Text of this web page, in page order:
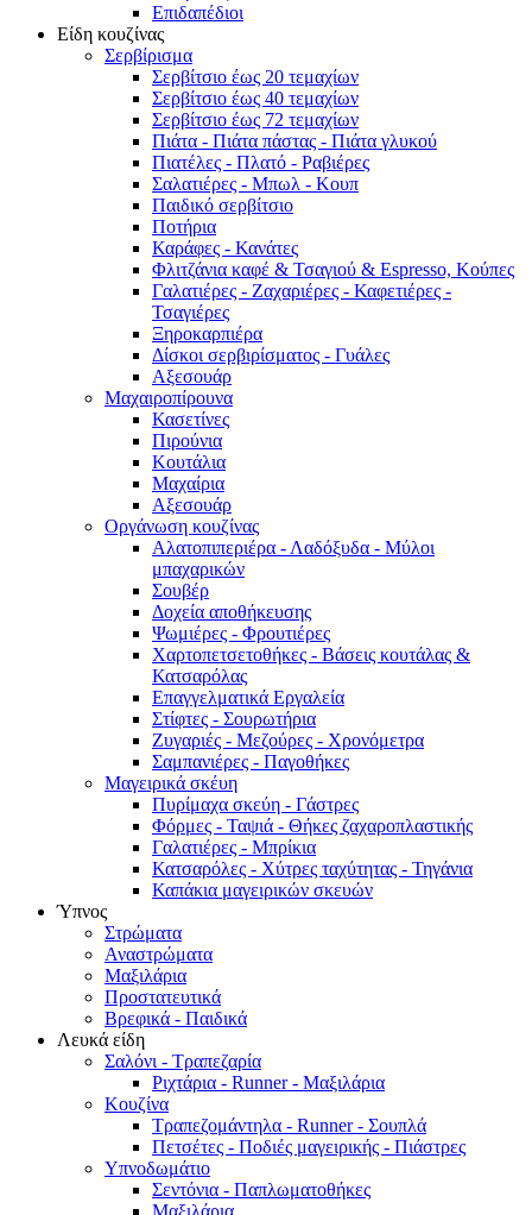
Επιδαπέδιοι
Είδη κουζίνας
Σερβίρισμα
Σερβίτσιο έως 20 τεμαχίων
Σερβίτσιο έως 40 τεμαχίων
Σερβίτσιο έως 72 τεμαχίων
Πιάτα - Πιάτα πάστας - Πιάτα γλυκού
Πιατέλες - Πλατό - Ραβιέρες
Σαλατιέρες - Μπωλ - Κουπ
Παιδικό σερβίτσιο
Ποτήρια
Καράφες - Κανάτες
Φλιτζάνια καφέ & Τσαγιού & Espresso, Κούπες
Γαλατιέρες - Ζαχαριέρες - Καφετιέρες -
Τσαγιέρες
Ξηροκαρπιέρα
Δίσκοι σερβιρίσματος - Γυάλες
Αξεσουάρ
Μαχαιροπίρουνα
Κασετίνες
Πιρούνια
Κουτάλια
Μαχαίρια
Αξεσουάρ
Οργάνωση κουζίνας
Αλατοπιπεριέρα - Λαδόξυδα - Μύλοι
μπαχαρικών
Σουβέρ
Δοχεία αποθήκευσης
Ψωμιέρες - Φρουτιέρες
Χαρτοπετσετοθήκες - Βάσεις κουτάλας &
Κατσαρόλας
Επαγγελματικά Εργαλεία
Στίφτες - Σουρωτήρια
Ζυγαριές - Μεζούρες - Χρονόμετρα
Σαμπανιέρες - Παγοθήκες
Μαγειρικά σκέυη
Πυρίμαχα σκεύη - Γάστρες
Φόρμες - Ταψιά - Θήκες ζαχαροπλαστικής
Γαλατιέρες - Μπρίκια
Κατσαρόλες - Χύτρες ταχύτητας - Τηγάνια
Καπάκια μαγειρικών σκευών
Ύπνος
Στρώματα
Αναστρώματα
Μαξιλάρια
Προστατευτικά
Βρεφικά - Παιδικά
Λευκά είδη
Σαλόνι - Τραπεζαρία
Ριχτάρια - Runner - Μαξιλάρια
Κουζίνα
Τραπεζομάντηλα - Runner - Σουπλά
Πετσέτες - Ποδιές μαγειρικής - Πιάστρες
Υπνοδωμάτιο
Σεντόνια - Παπλωματοθήκες
Μαξιλάρια